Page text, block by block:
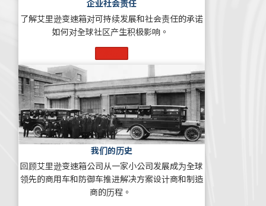
企业社会责任
了解艾里逊变速箱对可持续发展和社会责任的承诺
如何对全球社区产生积极影响。
我们的历史
回顾艾里逊变速箱公司从一家小公司发展成为全球
领先的商用车和防御车推进解决方案设计商和制造
商的历程。